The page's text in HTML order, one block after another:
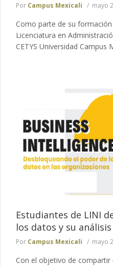
Por Campus Mexicali mayo
Como parte de su
Licenciatura en
CETYS Universidad Campus
Estudiantes de LINI
los datos y su
Por Campus Mexicali mayo
Con el objetivo de